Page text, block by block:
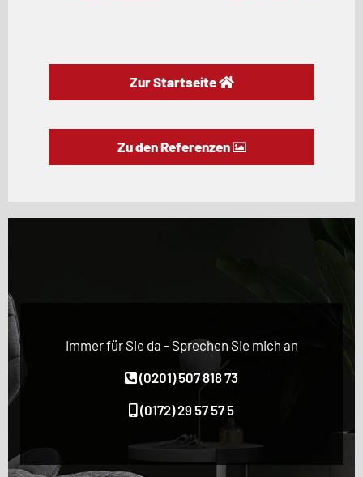
Zur Startseite
Zu den Referenzen
Immer für Sie da - Sprechen Sie mich an
(0201) 507 818 73
(0172) 29 57 57 5